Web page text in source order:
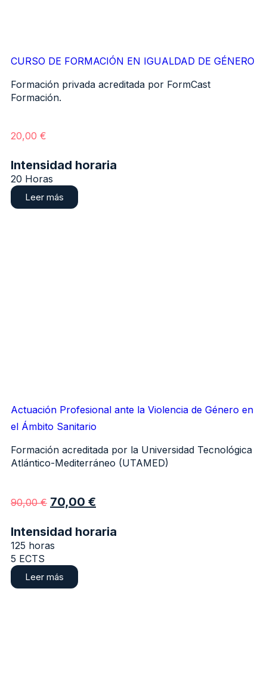
CURSO DE FORMACIÓN EN IGUALDAD DE GÉNERO
Formación privada acreditada por FormCast
Formación.
20,00 €
Intensidad horaria
20 Horas
Leer más
Actuación Profesional ante la Violencia de Género en
el Ámbito Sanitario
Formación acreditada por la Universidad Tecnológica
Atlántico-Mediterráneo (UTAMED)
90,00€ 70,00 €
Intensidad horaria
125 horas
5 ECTS
Leer más